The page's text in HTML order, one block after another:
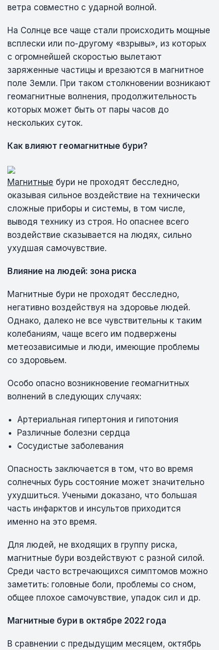
ветра совместно с ударной волной.
На Солнце все чаще стали происходить мощные
всплески или по-другому «взрывы», из которых
с огромнейшей скоростью вылетают
заряженные частицы и врезаются в магнитное
поле Земли. При таком столкновении возникают
геомагнитные волнения, продолжительность
которых может быть от пары часов до
нескольких суток.
Как влияют геомагнитные бури?
Магнитные бури не проходят бесследно,
оказывая сильное воздействие на технически
сложные приборы и системы, в том числе,
выводя технику из строя. Но опаснее всего
воздействие сказывается на людях, сильно
ухудшая самочувствие.
Влияние на людей: зона риска
Магнитные бури не проходят бесследно,
негативно воздействуя на здоровье людей.
Однако, далеко не все чувствительны к таким
колебаниям, чаще всего им подвержены
метеозависимые и люди, имеющие проблемы
со здоровьем.
Особо опасно возникновение геомагнитных
волнений в следующих случаях:
Артериальная гипертония и гипотония
Различные болезни сердца
Сосудистые заболевания
Опасность заключается в том, что во время
солнечных бурь состояние может значительно
ухудшиться. Учеными доказано, что большая
часть инфарктов и инсультов приходится
именно на это время.
Для людей, не входящих в группу риска,
магнитные бури воздействуют с разной силой.
Среди часто встречающихся симптомов можно
заметить: головные боли, проблемы со сном,
общее плохое самочувствие, упадок сил и др.
Магнитные бури в октябре 2022 года
В сравнении с предыдущим месяцем, октябрь